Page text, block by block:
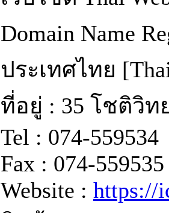
Domain Name
ประเทศไทย
ที่อยู่ : 35 โชติวิท
Tel : 074-559534
Fax : 074-559535
Website : https://